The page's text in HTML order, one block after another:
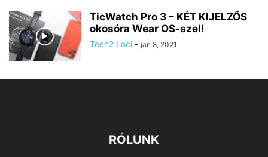
TicWatch Pro 3 – KÉT KIJELZŐS
okosóra Wear OS-szel!
Tech2 Laci - jan 8, 2021
RÓLUNK